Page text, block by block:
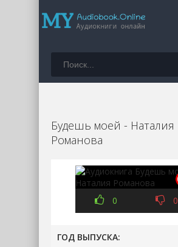
Будешь моей - Наталия
Романова
0 0
ГОД ВЫПУСКА: